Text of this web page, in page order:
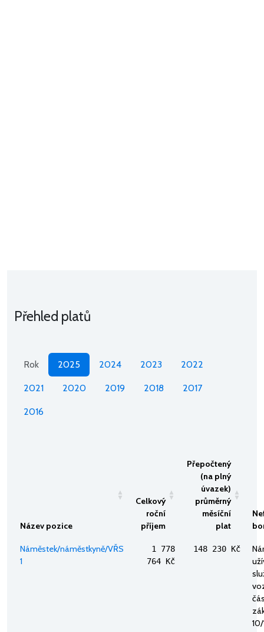
Přehled platů
Rok 2025 2024 2023 2022
2021 2020 2019 2018 2017
2016
Název pozice
Celkový
roční
příjem
Přepočtený
(na plný
úvazek)
průměrný
měsíční
plat
Náměstek/náměstkyně/VŘS
1
1 778
764 Kč
148 230 Kč